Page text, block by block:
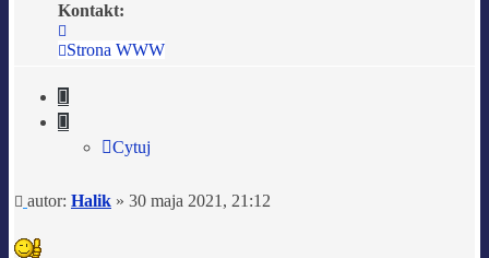
Kontakt:
się
Halik
Strona WWW
Cytuj
Cytuj
Post
autor: Halik » 30 maja 2021, 21:12